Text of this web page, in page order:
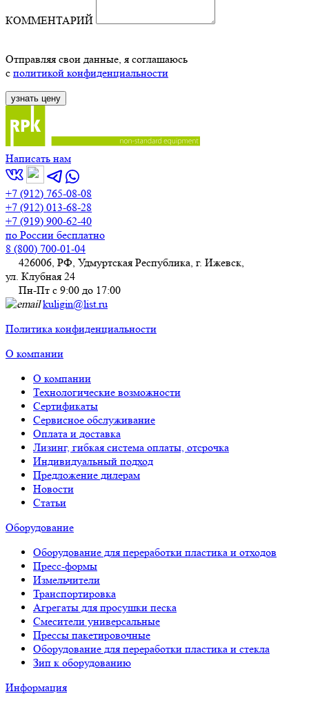
КОММЕНТАРИЙ
Отправляя свои данные, я соглашаюсь
с политикой конфиденциальности
Написать нам
+7 (912) 765-08-08
+7 (912) 013-68-28
+7 (919) 900-62-40
по России бесплатно
8 (800) 700-01-04
426006, РФ, Удмуртская Республика, г. Ижевск,
ул. Клубная 24
Пн-Пт с 9:00 до 17:00
kuligin@list.ru
Политика конфиденциальности
О компании
О компании
Технологические возможности
Сертификаты
Сервисное обслуживание
Оплата и доставка
Лизинг, гибкая система оплаты, отсрочка
Индивидуальный подход
Предложение дилерам
Новости
Статьи
Оборудование
Оборудование для переработки пластика и отходов
Пресс-формы
Измельчители
Транспортировка
Агрегаты для просушки песка
Смесители универсальные
Прессы пакетировочные
Оборудование для переработки пластика и стекла
Зип к оборудованию
Информация